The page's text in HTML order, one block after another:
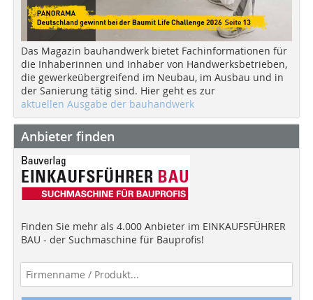
Das Magazin bauhandwerk bietet Fachinformationen für
die Inhaberinnen und Inhaber von Handwerksbetrieben,
die gewerkeübergreifend im Neubau, im Ausbau und in
der Sanierung tätig sind. Hier geht es zur
aktuellen Ausgabe der bauhandwerk
Anbieter finden
Finden Sie mehr als 4.000 Anbieter im EINKAUFSFÜHRER
BAU - der Suchmaschine für Bauprofis!